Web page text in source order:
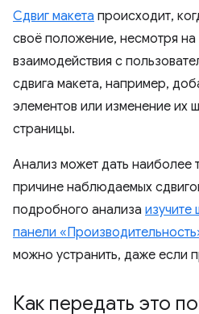
Сдвиг макета происходит,
своё положение, несмотря на
взаимодействия с
сдвига макета, например,
элементов или изменение их
страницы.
Анализ может дать наиболее
причине наблюдаемых
подробного анализа изучите
панели
можно устранить, даже если
Как передать это